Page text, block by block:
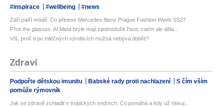
#inspirace #wellbeing #news
Září patří módě: Co přinese Mercedes-Benz Prague Fashion Week SS27
F*ck the glasses: AI Meta brýle mají zjednodušit život, zatím ale děla...
Víš, proč ti po mléčných výrobcích možná nebývá dobře?
Zdraví
Podpořte dětskou imunitu Babské rady proti nachlazení
S čím vším
pomůže rýmovník
Jak se zdravě zchladit v tropických vedrech: Co pomáhá a kdy už riskuj...